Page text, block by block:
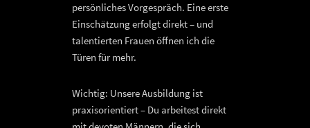
persönliches Vorgespräch. Eine erste
Einschätzung erfolgt direkt – und
talentierten Frauen öffnen ich die
Türen für mehr.
Wichtig: Unsere Ausbildung ist
praxisorientiert – Du arbeitest direkt